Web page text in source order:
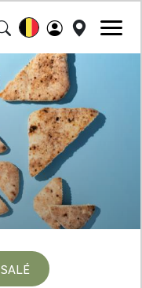
SALÉ